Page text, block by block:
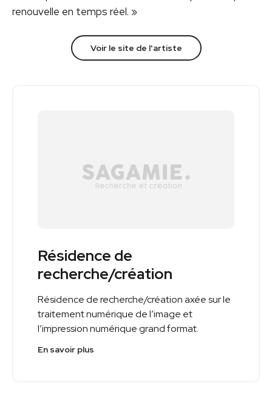
renouvelle en temps réel. »
Voir le site de l'artiste
Résidence de
recherche/création
Résidence de recherche/création axée sur le
traitement numérique de l’image et
l’impression numérique grand format.
En savoir plus